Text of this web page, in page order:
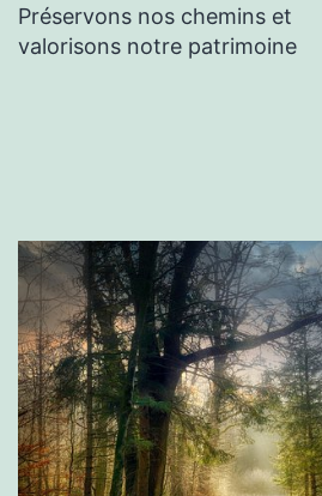
Préservons nos chemins et
valorisons notre patrimoine